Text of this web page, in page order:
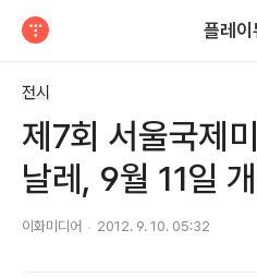
플레이
전시
제7회 서울국제
날레, 9월 11일
이화미디어 2012. 9. 10. 05:32